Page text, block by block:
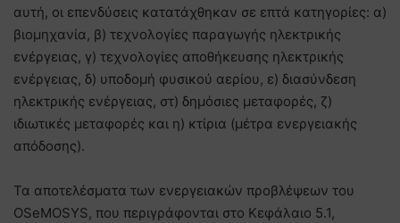
αυτή, οι επενδύσεις κατατάχθηκαν σε επτά κατηγορίες: α)
βιομηχανία, β) τεχνολογίες παραγωγής ηλεκτρικής
ενέργειας, γ) τεχνολογίες αποθήκευσης ηλεκτρικής
ενέργειας, δ) υποδομή φυσικού αερίου, ε) διασύνδεση
ηλεκτρικής ενέργειας, στ) δημόσιες μεταφορές, ζ)
ιδιωτικές μεταφορές και η) κτίρια (μέτρα ενεργειακής
απόδοσης).
Τα αποτελέσματα των ενεργειακών προβλέψεων του
OSeMOSYS, που περιγράφονται στο Κεφάλαιο 5.1,